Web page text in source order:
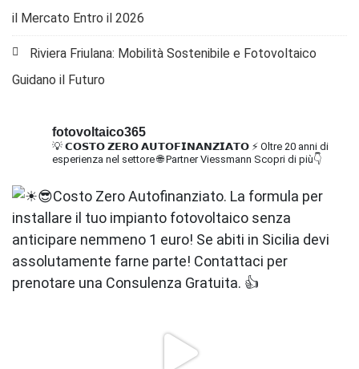
il Mercato Entro il 2026
Riviera Friulana: Mobilità Sostenibile e Fotovoltaico
Guidano il Futuro
fotovoltaico365
💡 𝗖𝗢𝗦𝗧𝗢 𝗭𝗘𝗥𝗢 𝗔𝗨𝗧𝗢𝗙𝗜𝗡𝗔𝗡𝗭𝗜𝗔𝗧𝗢 ⚡ Oltre 20 anni di
esperienza nel settore🌐 Partner Viessmann Scopri di più👇